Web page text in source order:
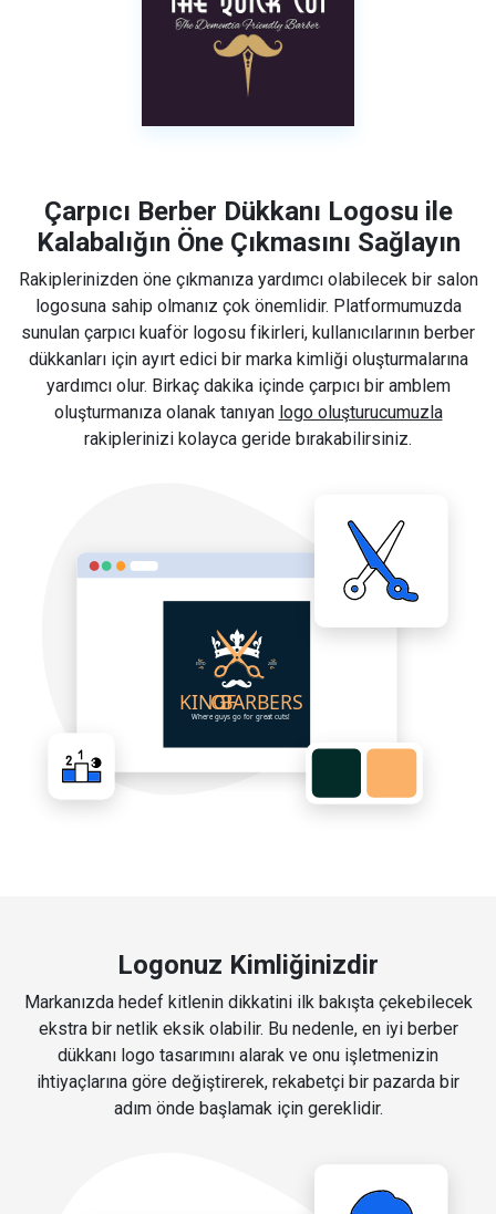
Çarpıcı Berber Dükkanı Logosu ile
Kalabalığın Öne Çıkmasını Sağlayın
Rakiplerinizden öne çıkmanıza yardımcı olabilecek bir salon
logosuna sahip olmanız çok önemlidir. Platformumuzda
sunulan çarpıcı kuaför logosu fikirleri, kullanıcılarının berber
dükkanları için ayırt edici bir marka kimliği oluşturmalarına
yardımcı olur. Birkaç dakika içinde çarpıcı bir amblem
oluşturmanıza olanak tanıyan logo oluşturucumuzla
rakiplerinizi kolayca geride bırakabilirsiniz.
Logonuz Kimliğinizdir
Markanızda hedef kitlenin dikkatini ilk bakışta çekebilecek
ekstra bir netlik eksik olabilir. Bu nedenle, en iyi berber
dükkanı logo tasarımını alarak ve onu işletmenizin
ihtiyaçlarına göre değiştirerek, rekabetçi bir pazarda bir
adım önde başlamak için gereklidir.